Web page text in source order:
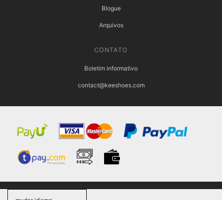
Blogue
Arquivos
CONTATO
Boletim informativo
contact@keeshoes.com